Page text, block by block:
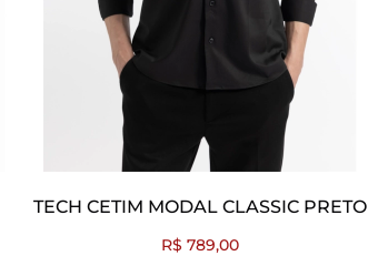
TECH CETIM MODAL CLASSIC PRETO
R$ 789,00